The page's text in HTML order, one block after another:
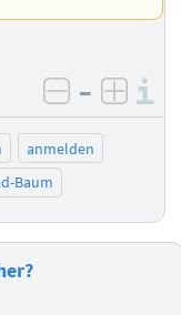
negativ
–
anmelden
Baum